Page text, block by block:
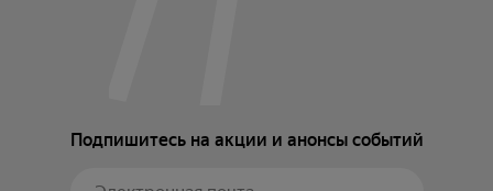
Подпишитесь на акции и анонсы событий